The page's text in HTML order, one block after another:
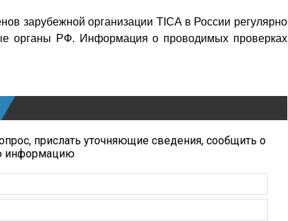
зарубежной организации TICA в России регулярно
органы РФ. Информация о проводимых проверках
прислать уточняющие сведения, сообщить о
информацию